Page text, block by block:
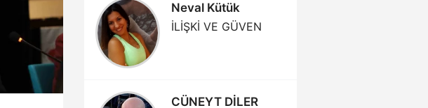
İÇİN AT
Neval Kütük
İLİŞKİ VE GÜVEN
CÜNEYT DİLER